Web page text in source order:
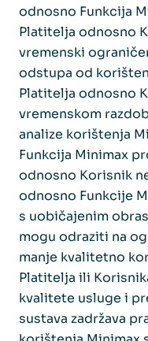
odnosno Funkcija
Platitelja odnosno
vremenski
odstupa od
Platitelja odnosno
vremenskom
analize korištenja
Funkcija Minimax
odnosno Korisnik
odnosno Funkcije
s uobičajenim
mogu odraziti na
manje kvalitetno
Platitelja ili
kvalitete usluge i
sustava zadržava